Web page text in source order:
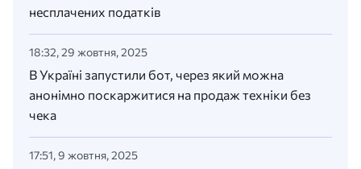
несплачених податків
18:32, 29 жовтня, 2025
В Україні запустили бот, через який можна
анонімно поскаржитися на продаж техніки без
чека
17:51, 9 жовтня, 2025